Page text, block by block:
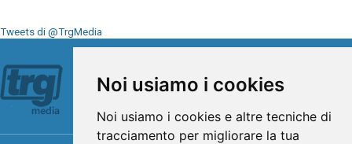
Noi usiamo i cookies
Noi usiamo i cookies e altre tecniche di
tracciamento per migliorare la tua
Tweets di @TrgMedia